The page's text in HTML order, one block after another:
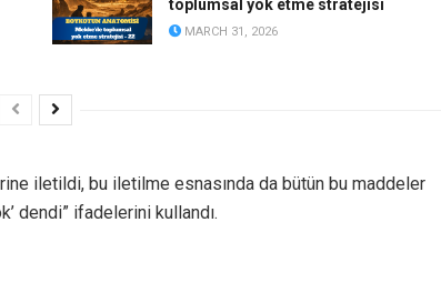
toplumsal yok etme stratejisi
MARCH 31, 2026
iletildi, bu iletilme esnasında da bütün bu maddeler
dendi” ifadelerini kullandı.